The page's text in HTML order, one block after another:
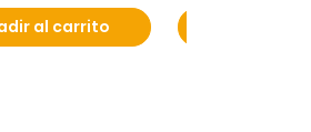
al carrito